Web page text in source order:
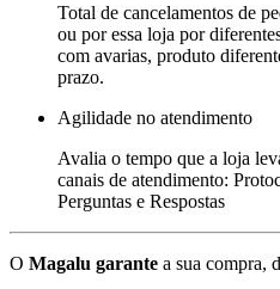
Total de cancelamentos de
ou por essa loja por
com avarias, produto
prazo.
Agilidade no atendimento
Avalia o tempo que a loja
canais de atendimento:
Perguntas e Respostas
O Magalu garante a sua compra,